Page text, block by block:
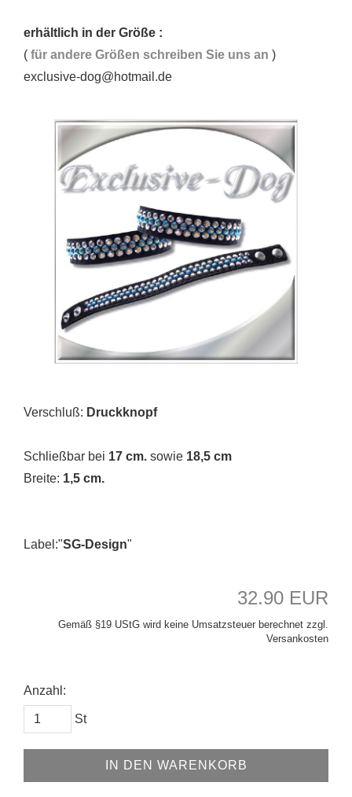
erhältlich in der Größe :
( für andere Größen schreiben Sie uns an )
exclusive-dog@hotmail.de
Verschluß: Druckknopf
Schließbar bei 17 cm. sowie 18,5 cm
Breite: 1,5 cm.
Label:"SG-Design"
32.90 EUR
Gemäß §19 UStG wird keine Umsatzsteuer berechnet zzgl.
Versankosten
Anzahl:
St
IN DEN WARENKORB